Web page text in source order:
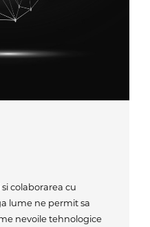
colaborarea cu
lume ne permit sa
nevoile tehnologice